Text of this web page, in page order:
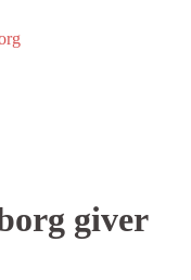
giver